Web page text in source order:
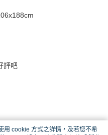
評吧
用 cookie 方式之詳情，及若您不希